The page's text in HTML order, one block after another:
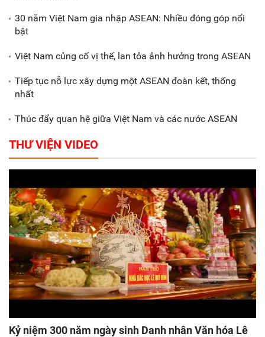
Gắn sản xuất với phát triển văn
30 năm Việt Nam gia nhập ASEAN: Nhiều đóng góp nổi
bật
Việt Nam củng cố vị thế, lan tỏa ảnh hưởng trong ASEAN
Tiếp tục nỗ lực xây dựng một ASEAN đoàn kết, thống
nhất
Thúc đẩy quan hệ giữa Việt Nam và các nước ASEAN
THƯ VIỆN VIDEO
Kỷ niệm 300 năm ngày sinh Danh nhân Văn hóa Lê